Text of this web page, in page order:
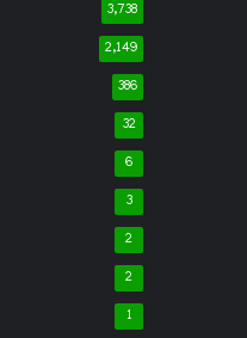
3,738
2,149
386
32
6
3
2
2
1